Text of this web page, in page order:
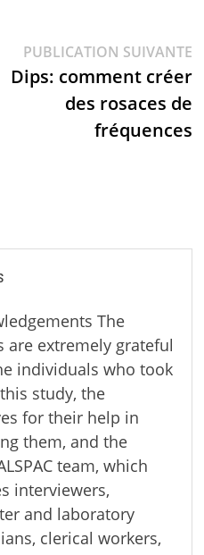
PUBLICATION SUIVANTE
Dips: comment créer
des rosaces de
fréquences
The
are extremely grateful
individuals who took
study, the
for their help in
them, and the
team, which
interviewers,
and laboratory
clerical workers,